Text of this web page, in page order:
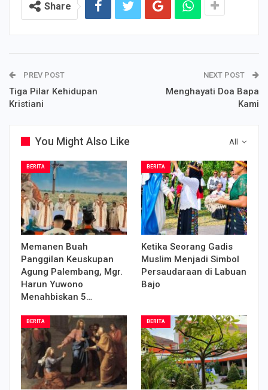
Share
PREV POST
Tiga Pilar Kehidupan
Kristiani
NEXT POST
Menghayati Doa Bapa
Kami
All
You Might Also Like
BERITA
Memanen Buah
Panggilan Keuskupan
Agung Palembang, Mgr.
Harun Yuwono
Menahbiskan 5…
BERITA
Ketika Seorang Gadis
Muslim Menjadi Simbol
Persaudaraan di Labuan
Bajo
BERITA BERITA